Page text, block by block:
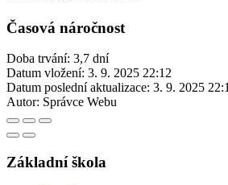
Časová náročnost
Doba trvání: 3,7 dní
Datum vložení: 3. 9. 2025 22:12
Datum poslední aktualizace: 3. 9. 2025
Autor: Správce Webu
Základní škola